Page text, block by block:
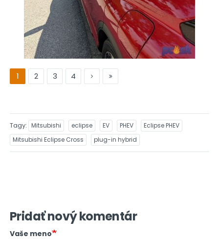
1 2 3 4
Tagy Mitsubishi eclipse EV PHEV
Eclipse PHEV
Mitsubishi Eclipse Cross
plug-in hybrid
Pridať nový komentár
Vaše meno